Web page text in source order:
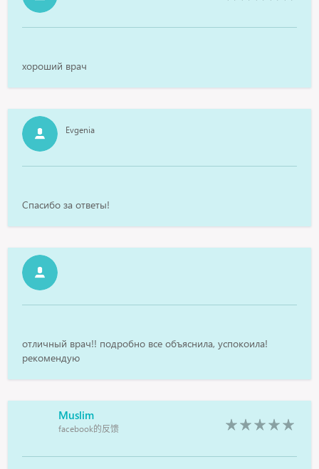
хороший врач
Evgenia
Спасибо за ответы!
отличный врач!! подробно все объяснила, успокоила!
рекомендую
Muslim
facebook的反馈